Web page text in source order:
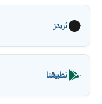
ثريدز
تطبيقنا